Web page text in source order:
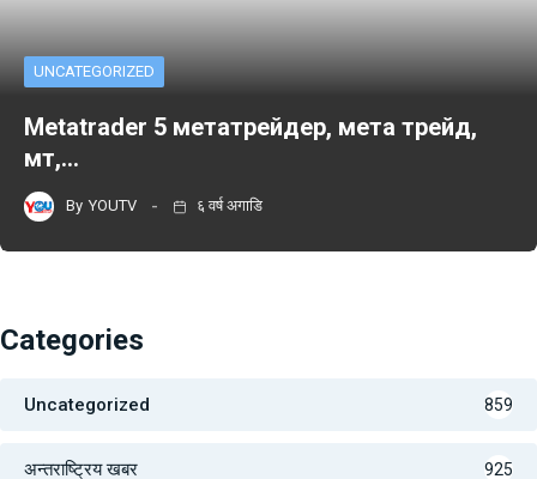
UNCATEGORIZED
Metatrader 5 метатрейдер, мета трейд,
мт,…
By YOUTV ६ वर्ष अगाडि
Categories
Uncategorized 859
अन्तराष्ट्रिय खबर 925